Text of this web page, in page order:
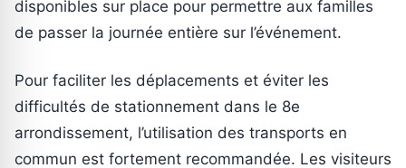
disponibles sur place pour permettre aux familles
de passer la journée entière sur l’événement.
Pour faciliter les déplacements et éviter les
difficultés de stationnement dans le 8e
arrondissement, l’utilisation des transports en
commun est fortement recommandée. Les visiteurs